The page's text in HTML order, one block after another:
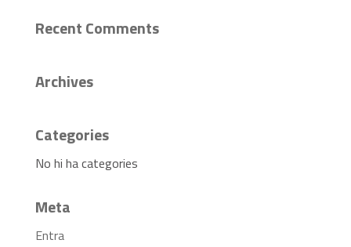
Recent Comments
Archives
Categories
No hi ha categories
Meta
Entra